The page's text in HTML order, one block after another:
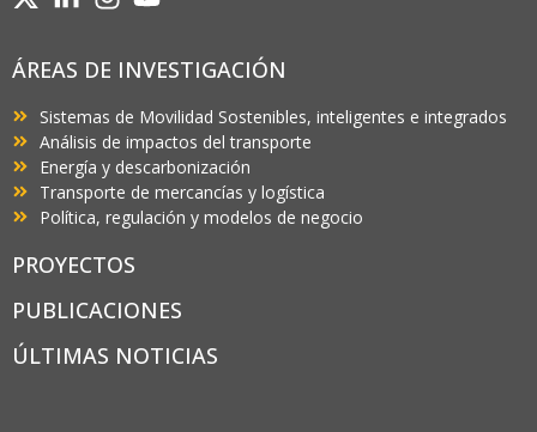
ÁREAS DE INVESTIGACIÓN
Sistemas de Movilidad Sostenibles, inteligentes e integrados
Análisis de impactos del transporte
Energía y descarbonización
Transporte de mercancías y logística
Política, regulación y modelos de negocio
PROYECTOS
PUBLICACIONES
ÚLTIMAS NOTICIAS